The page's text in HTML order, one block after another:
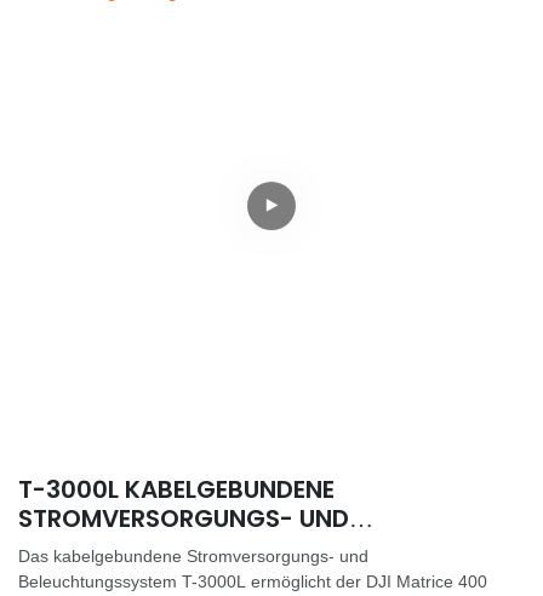
T-3000L KABELGEBUNDENE
STROMVERSORGUNGS- UND
BELEUCHTUNGSLÖSUNG FÜR DJI MATRICE
400
Das kabelgebundene Stromversorgungs- und
Beleuchtungssystem T-3000L ermöglicht der DJI Matrice 400